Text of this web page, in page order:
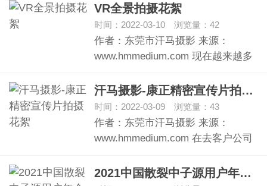
VR全景拍摄花絮
时间：2022-03-10 浏览量：42
作者：东莞市汗马摄影 来源：
www.hmmedium.com 现在越来越多
汗马摄影-康正精密宣传片拍摄花絮
时间：2022-03-09 浏览量：43
作者：东莞市汗马摄影 来源：
www.hmmedium.com 在去客户公司
2021中国散裂中子源用户年会暨国际研讨会花絮